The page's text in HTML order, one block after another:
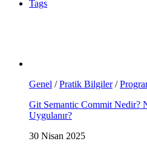
Tags
Genel /Pratik Bilgiler/
Git Semantic Commit Nedir?
Uygulanır?
30 Nisan 2025